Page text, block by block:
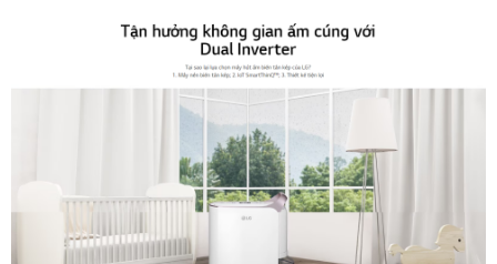
4.0 lít
33-39 dB
Kích thước:
Ngang 38,2 cm – Cao 71.5cm
– Sâu 29.6cm